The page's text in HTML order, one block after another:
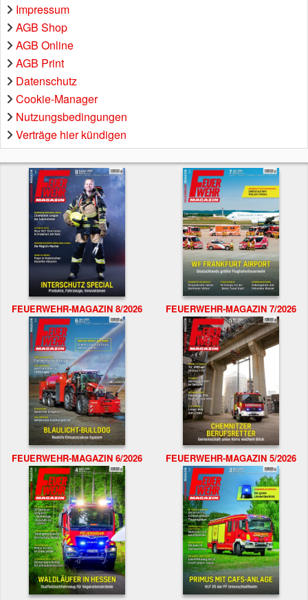
Impressum
AGB Shop
AGB Online
AGB Print
Datenschutz
Cookie-Manager
Nutzungsbedingungen
Verträge hier kündigen
FEUERWEHR-MAGAZIN 8/2026 FEUERWEHR-MAGAZIN 7/2026
FEUERWEHR-MAGAZIN 6/2026 FEUERWEHR-MAGAZIN 5/2026